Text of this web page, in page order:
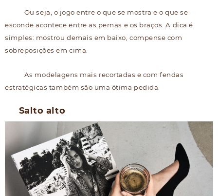
Ou seja, o jogo entre o que se mostra e o que se
esconde acontece entre as pernas e os braços. A dica é
simples: mostrou demais em baixo, compense com
sobreposições em cima.
As modelagens mais recortadas e com fendas
estratégicas também são uma ótima pedida.
Salto alto